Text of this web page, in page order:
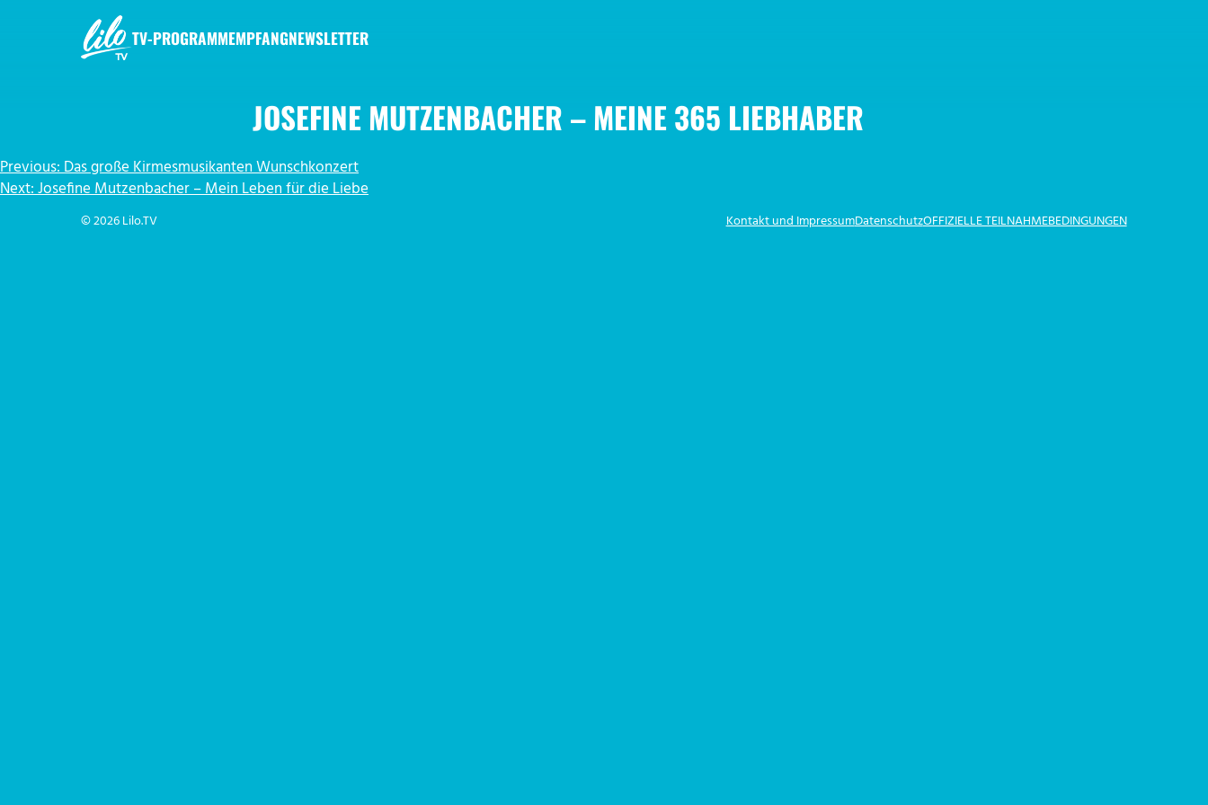
TV-PROGRAMMEMPFANGNEWSLETTER
JOSEFINE MUTZENBACHER – MEINE 365 LIEBHABER
BEITRAGSNAVIGATION
Previous:Das große Kirmesmusikanten Wunschkonzert
Next:Josefine Mutzenbacher – Mein Leben für die Liebe
© 2026 Lilo.TV Kontakt und ImpressumDatenschutzOFFIZIELLE TEILNAHMEBEDINGUNGEN